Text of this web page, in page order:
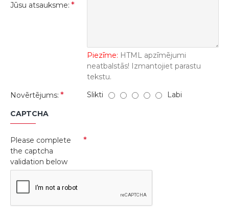
Jūsu atsauksme:
Piezīme: HTML apzīmējumi
neatbalstās! Izmantojiet parastu
tekstu.
Novērtējums:
Slikti Labi
CAPTCHA
Please complete
the captcha
validation below